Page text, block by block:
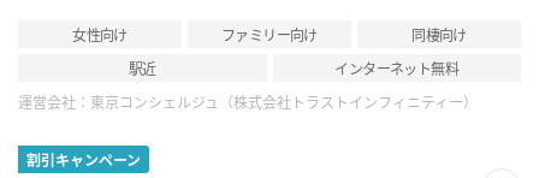
女性向け ファミリー向け
同棲向け
駅近
インターネット無料
運営会社： 東京コンシェルジュ（株式会社トラストインフィニティー）
割引キャンペーン